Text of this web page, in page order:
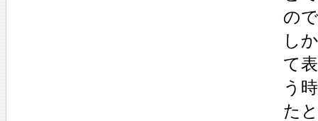
の
し
て
う
た